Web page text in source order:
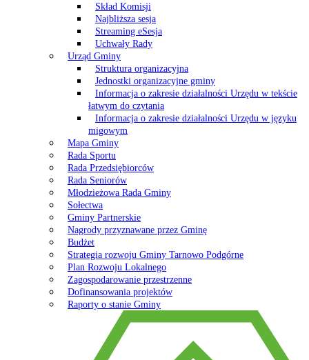
Skład Komisji
Najbliższa sesja
Streaming eSesja
Uchwały Rady
Urząd Gminy
Struktura organizacyjna
Jednostki organizacyjne gminy
Informacja o zakresie działalności Urzędu w tekście
łatwym do czytania
Informacja o zakresie działalności Urzędu w języku
migowym
Mapa Gminy
Rada Sportu
Rada Przedsiębiorców
Rada Seniorów
Młodzieżowa Rada Gminy
Sołectwa
Gminy Partnerskie
Nagrody przyznawane przez Gminę
Budżet
Strategia rozwoju Gminy Tarnowo Podgórne
Plan Rozwoju Lokalnego
Zagospodarowanie przestrzenne
Dofinansowania projektów
Raporty o stanie Gminy